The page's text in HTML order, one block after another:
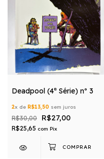
Deadpool (4ª Série) nº 3
2x de R$13,50 sem juros
R$30,00 R$27,00
R$25,65 com Pix